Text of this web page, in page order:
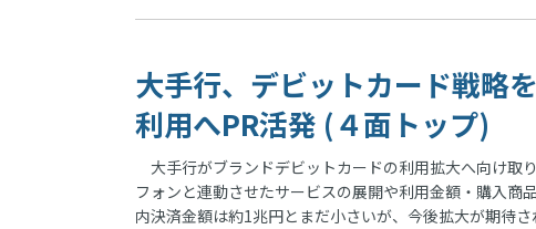
大手行、デビットカード戦略
利用へPR活発 (４面トップ)
大手行がブランドデビットカードの利用拡大へ向け取
フォンと連動させたサービスの展開や利用金額・購入
内決済金額は約1兆円とまだ小さいが、今後拡大が期待